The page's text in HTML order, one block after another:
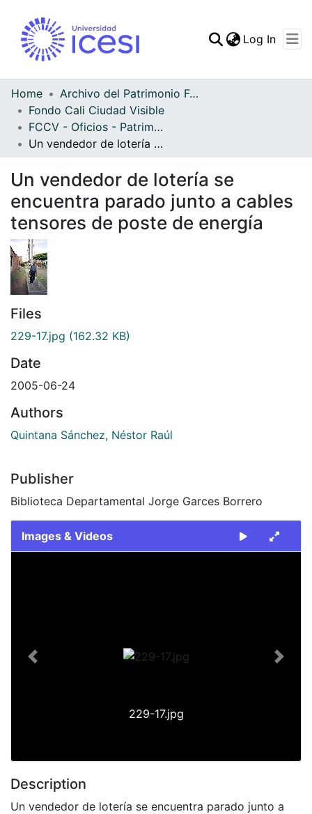
Log In
Home
Archivo del Patrimonio Fotográfico y Fílmico del Valle del Cauca
Fondo Cali Ciudad Visible
FCCV - Oficios - Patrimonial
Un vendedor de lotería se encuentra parado junto a cables tensores de poste de energía
Un vendedor de lotería se
encuentra parado junto a cables
tensores de poste de energía
Files
229-17.jpg (162.32 KB)
Date
2005-06-24
Authors
Quintana Sánchez, Néstor Raúl
Publisher
Biblioteca Departamental Jorge Garces Borrero
Images & Videos
229-17.jpg
Previous Next
Description
Un vendedor de lotería se encuentra parado junto a